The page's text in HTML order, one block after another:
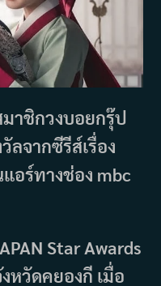
าชิกวงบอยกรุ๊ป
ลจากซีรีส์เรื่อง
อร์ทางช่อง mbc
Star Awards
หวัดคยองกี เมื่อ